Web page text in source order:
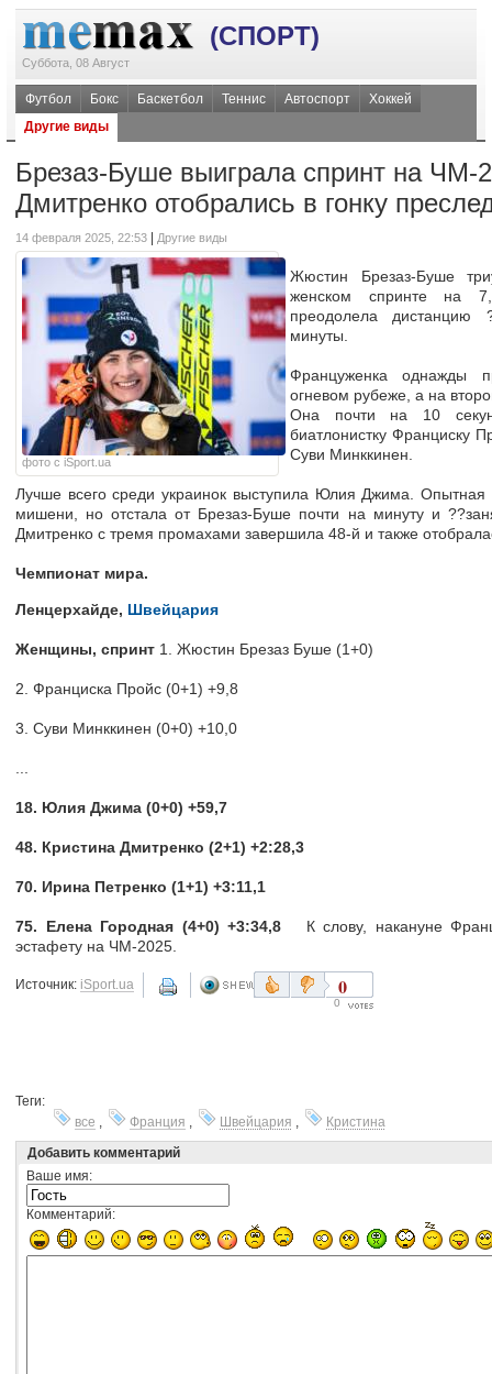
(СПОРТ)
Суббота, 08 Август
Футбол Бокс Баскетбол Теннис Автоспорт
Хоккей
Другие виды
Брезаз-Буше выиграла спринт на
Дмитренко отобрались в гонку
14 февраля 2025, 22:53 Другие виды
фото с iSport.ua
Жюстин Брезаз-Буше
женском спринте на
преодолела дистанцию
минуты.
Француженка однажды
огневом рубеже, а на
Она почти на 10
биатлонистку Франциску
Суви Минккинен.
Лучше всего среди украинок выступила Юлия Джима. Опытная
мишени, но отстала от Брезаз-Буше почти на минуту и
Дмитренко с тремя промахами завершила 48-й и также
Чемпионат мира.
Ленцерхайде, Швейцария
Женщины, спринт 1. Жюстин Брезаз Буше (1+0)
2. Франциска Пройс (0+1) +9,8
3. Суви Минккинен (0+0) +10,0
18. Юлия Джима (0+0) +59,7
48. Кристина Дмитренко (2+1) +2:28,3
70. Ирина Петренко (1+1) +3:11,1
75. Елена Городная (4+0) +3:34,8 К слову, накануне
эстафету на ЧМ-2025.
Источник: iSport.ua 0
0
Теги:
все , Франция , Швейцария ,
Кристина
Добавить комментарий
Ваше имя:
Комментарий: